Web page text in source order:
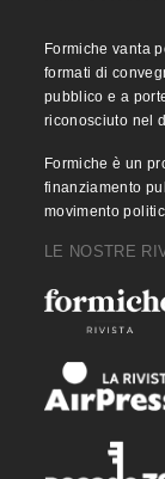
Formiche vanta
formati di
pubblico e a
riconosciuto nel
Formiche è un
finanziamento
movimento
LE NOSTRE